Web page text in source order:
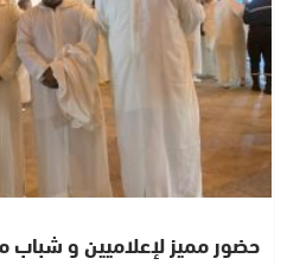
حضور مميز لإعلاميين و شباب